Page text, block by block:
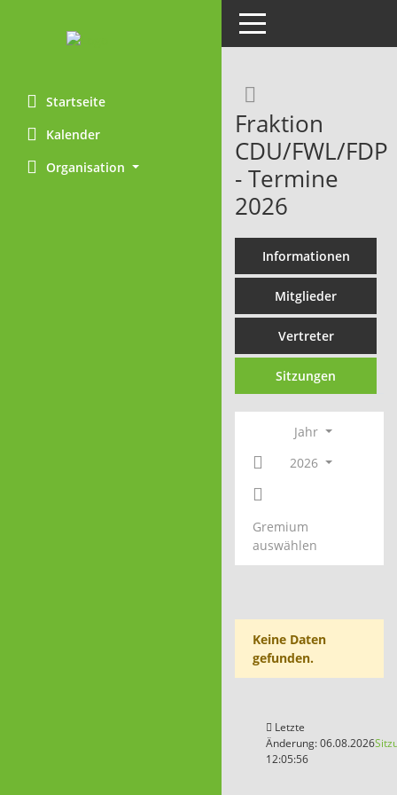
Startseite
Kalender
Organisation
Toggle navigation
Fraktion
CDU/FWL/FDP
- Termine
2026
Informationen
Mitglieder
Vertreter
Sitzungen
Jahr
2026
Gremium
auswählen
Keine Daten
gefunden.
Letzte
Änderung: 06.08.2026
12:05:56